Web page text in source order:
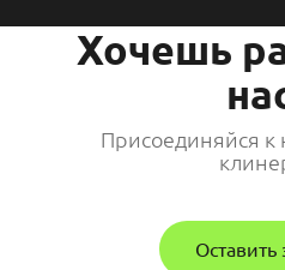
Хочешь
Присоединяйся
Оставить